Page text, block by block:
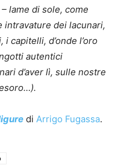
lame di sole, come
intravature dei lacunari,
capitelli, d’onde l’oro
autentici
d’aver lì, sulle nostre
di Arrigo Fugassa.